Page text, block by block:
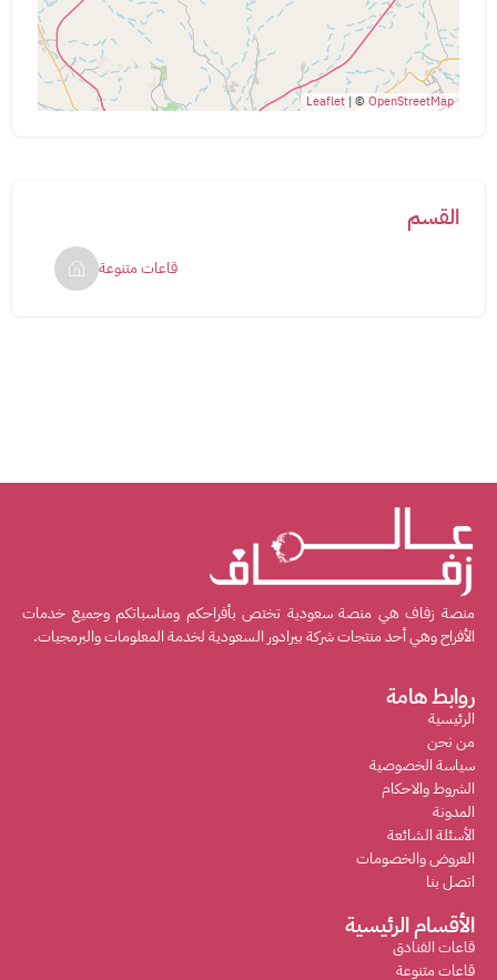
Leaflet | ©OpenStreetMap
القسم
قاعات متنوعة
منصة زفاف هي منصة سعودية تختص بأفراحكم ومناسباتكم وجميع خدمات
الأفراح وهي أحد منتجات شركة بيرادور السعودية لخدمة المعلومات والبرمجيات.
روابط هامة
الرئيسية
من نحن
سياسة الخصوصية
الشروط والاحكام
المدونة
الأسئلة الشائعة
العروض والخصومات
اتصل بنا
الأقسام الرئيسية
قاعات الفنادق
قاعات متنوعة